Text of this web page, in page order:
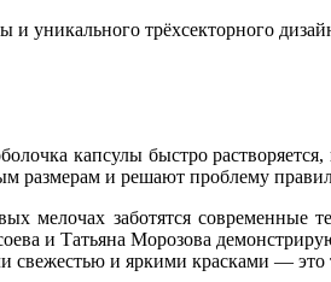
трёхсекторного
капсулы быстро
и решают проблему
заботятся современные
и Татьяна Морозова
и яркими красками — это